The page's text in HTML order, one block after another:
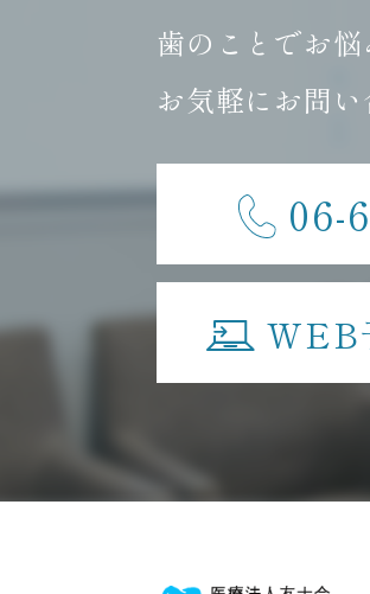
歯のことでお悩
お気軽にお問
06-
WEB